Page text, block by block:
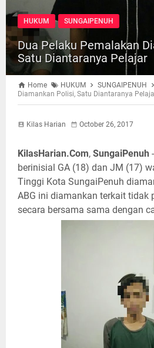
HUKUM SUNGAIPENUH
Dua Pelaku Pemalakan
Satu Diantaranya Pelajar
Home HUKUM SUNGAIPENUH
Diamankan Polisi, Satu Diantaranya
Kilas Harian October 26, 2017
KilasHarian.Com, SungaiPenuh
berinisial GA (18) dan JM (17)
Tinggi Kota SungaiPenuh
ABG ini diamankan terkait tidak
secara bersama sama dengan